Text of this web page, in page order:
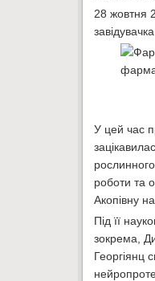
28 жовтня
У цей час
роботи та
Акопівну
Під її
зокрема,
Георгіянц